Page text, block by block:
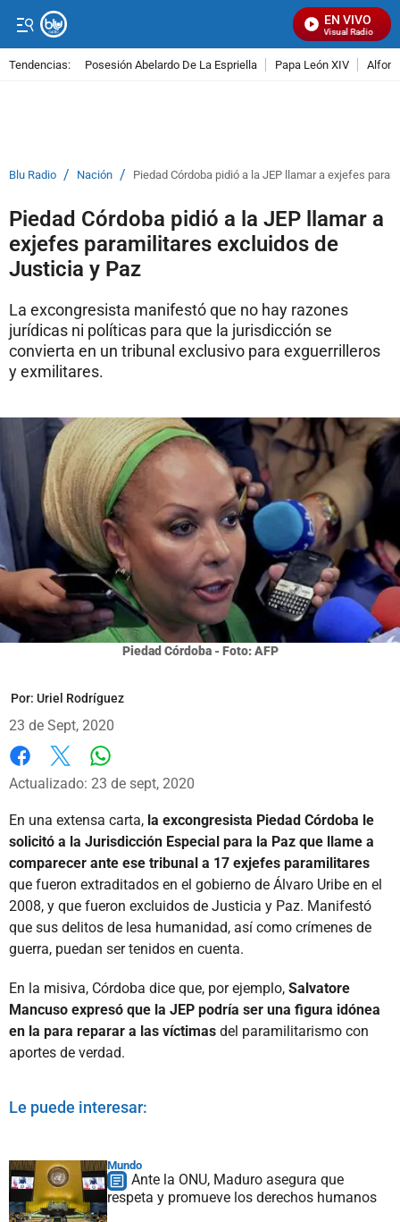
EN VIVO
Señal Visual Radio
Tendencias: Posesión Abelardo De La Espriella Papa León XIV
Blu Radio / Nación / Piedad Córdoba pidió a la JEP llamar a exjefes
Piedad Córdoba pidió a la JEP llamar a
exjefes paramilitares excluidos de
Justicia y Paz
La excongresista manifestó que no hay razones
jurídicas ni políticas para que la jurisdicción se
convierta en un tribunal exclusivo para exguerrilleros
y exmilitares.
Piedad Córdoba - Foto: AFP
Por: Uriel Rodríguez
23 de Sept, 2020
Facebook
X
Actualizado: 23 de sept, 2020
En una extensa carta, la excongresista Piedad Córdoba le
solicitó a la Jurisdicción Especial para la Paz que llame a
comparecer ante ese tribunal a 17 exjefes paramilitares
que fueron extraditados en el gobierno de Álvaro Uribe en el
2008, y que fueron excluidos de Justicia y Paz. Manifestó
que sus delitos de lesa humanidad, así como crímenes de
guerra, puedan ser tenidos en cuenta.
En la misiva, Córdoba dice que, por ejemplo, Salvatore
Mancuso expresó que la JEP podría ser una figura idónea
en la para reparar a las víctimas del paramilitarismo con
aportes de verdad.
Le puede interesar:
Mundo
Ante la ONU, Maduro asegura que
respeta y promueve los derechos humanos